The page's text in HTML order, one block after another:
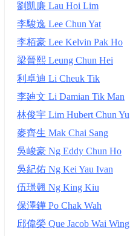
劉凱廉 Lau Hoi Lim
李駿逸 Lee Chun Yat
李栢豪 Lee Kelvin Pak Ho
梁晉熙 Leung Chun Hei
利卓迪 Li Cheuk Tik
李廸文 Li Damian Tik Man
林俊宇 Lim Hubert Chun Yu
麥齊生 Mak Chai Sang
吳峻豪 Ng Eddy Chun Ho
吳紀佑 Ng Kei Yau Ivan
伍璟翹 Ng King Kiu
保澤鏵 Po Chak Wah
邱偉榮 Que Jacob Wai Wing